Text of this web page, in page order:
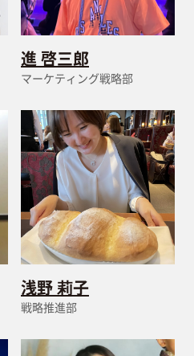
進 啓三郎
マーケティング戦略部
浅野 莉子
戦略推進部